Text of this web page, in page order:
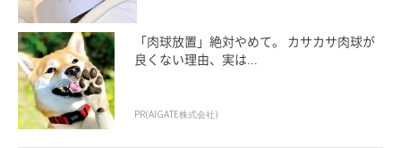
「肉球放置」絶対やめて。 カサカサ肉球が
良くない理由、実は...
PR(AIGATE株式会社)